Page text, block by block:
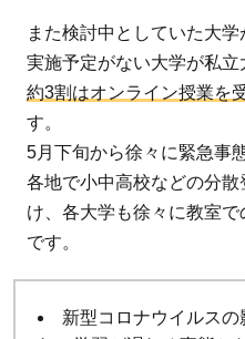
の
実
施
で
見
え
て
き
題
また検討中としていた大学
実施予定がない大学が私立
約3割はオンライン授業を
す。
5月下旬から徐々に緊急事
各地で小中高校などの分
け、各大学も徐々に教室
です。
新型コロナウイルス